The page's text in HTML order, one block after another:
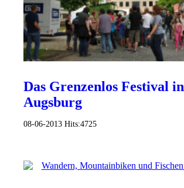
Das Grenzenlos Festival in
Augsburg
08-06-2013 Hits:4725